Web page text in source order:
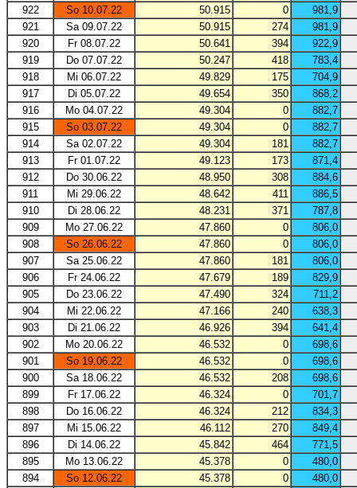
922
So 10.07.22 50.915 0
981,9
921
Sa 09.07.22 50.915 274
981,9
920
Fr 08.07.22 50.641 394
922,9
919
Do 07.07.22 50.247 418
783,4
918
Mi 06.07.22 49.829 175
704,9
917
Di 05.07.22 49.654 350
868,2
916
Mo 04.07.22 49.304 0
882,7
915
So 03.07.22 49.304 0
882,7
914
Sa 02.07.22 49.304 181
882,7
913
Fr 01.07.22 49.123 173
871,4
912
Do 30.06.22 48.950 308
884,6
911
Mi 29.06.22 48.642 411
886,5
910
Di 28.06.22 48.231 371
787,8
909
Mo 27.06.22 47.860 0
806,0
908
So 26.06.22 47.860 0
806,0
907
Sa 25.06.22 47.860 181
806,0
906
Fr 24.06.22 47.679 189
829,9
905
Do 23.06.22 47.490 324
711,2
904
Mi 22.06.22 47.166 240
638,3
903
Di 21.06.22 46.926 394
641,4
902
Mo 20.06.22 46.532 0
698,6
901
So 19.06.22 46.532 0
698,6
900
Sa 18.06.22 46.532 208
698,6
899
Fr 17.06.22 46.324 0
701,7
898
Do 16.06.22 46.324 212
834,3
897
Mi 15.06.22 46.112 270
849,4
896
Di 14.06.22 45.842 464
771,5
895
Mo 13.06.22 45.378 0
480,0
894
So 12.06.22 45.378 0
480,0